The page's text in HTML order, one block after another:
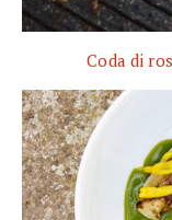
Coda di